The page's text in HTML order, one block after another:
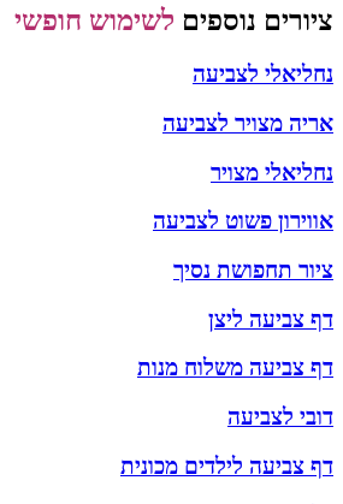
ציורים נוספים לשימוש חופשי
נחליאלי לצביעה
אריה מצויר לצביעה
נחליאלי מצויר
אווירון פשוט לצביעה
ציור תחפושת נסיך
דף צביעה ליצן
דף צביעה משלוח מנות
דובי לצביעה
דף צביעה לילדים מכונית